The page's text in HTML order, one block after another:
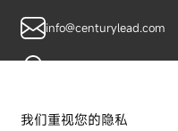
info@centurylead.com
我们重视您的隐私